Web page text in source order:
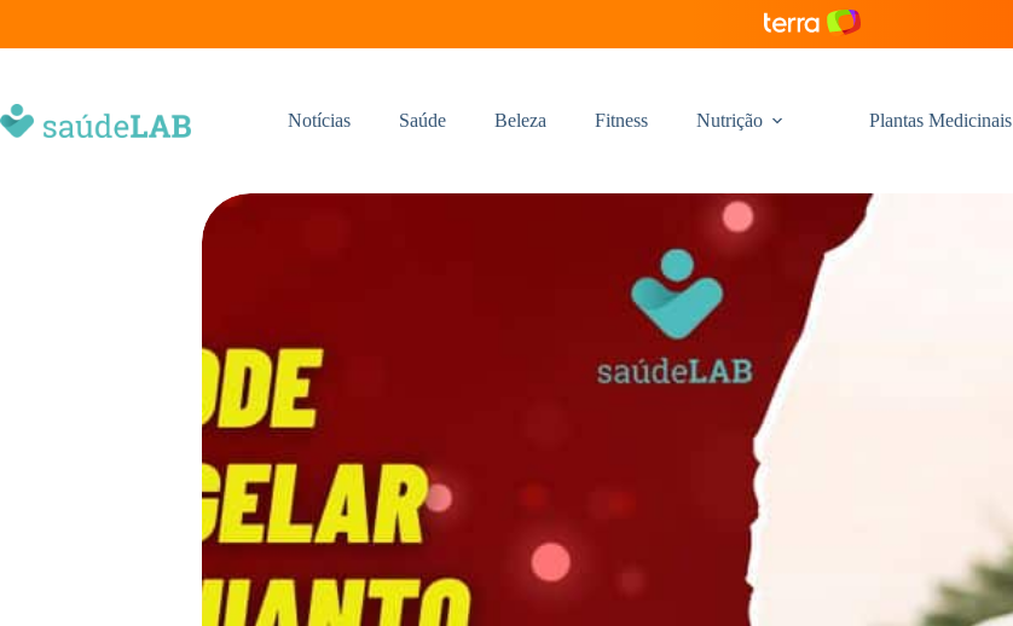
Notícias Saúde Beleza Fitness Nutrição Plantas Medicinais